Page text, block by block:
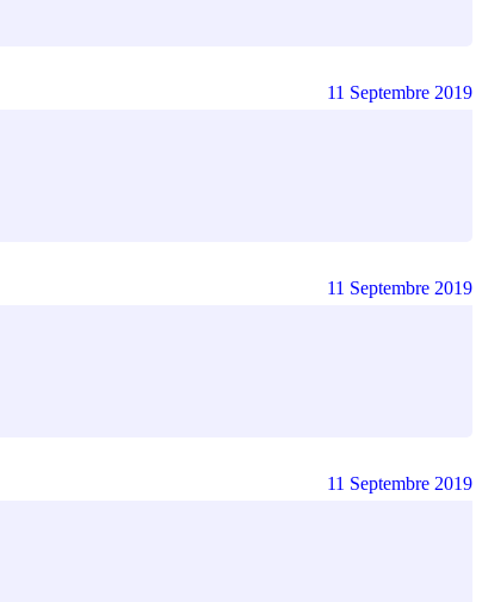
11 Septembre 2019
11 Septembre 2019
11 Septembre 2019